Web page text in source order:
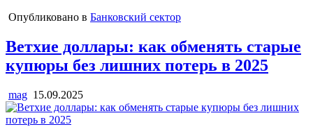
Опубликовано в Банковский сектор
Ветхие доллары: как обменять старые
купюры без лишних потерь в 2025
mag 15.09.2025